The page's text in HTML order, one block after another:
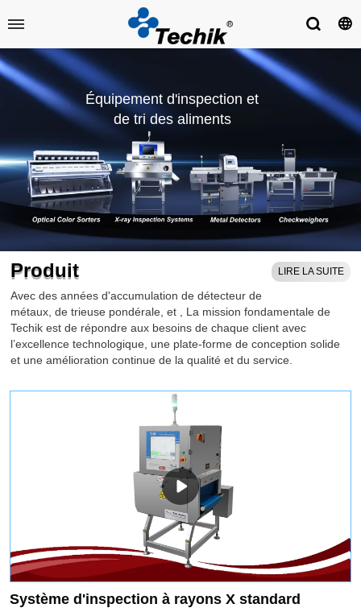
Équipement d'inspection et
de tri des aliments
Produit LIRE LA SUITE
Avec des années d'accumulation de détecteur de
métaux, de trieuse pondérale,et , La mission fondamentale de
Techik est de répondre aux besoins de chaque client avec
l’excellence technologique, une plate-forme de conception solide
et une amélioration continue de la qualité et du service.
Système d'inspection à rayons X standard